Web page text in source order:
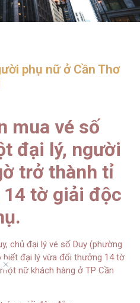
phụ nữ ở Cần Thơ
mua vé số
đại lý, người
trở thành tỉ
tờ giải độc
chủ đại lý vé số Duy (phường
biết đại lý vừa đổi thưởng 14 tờ
nữ khách hàng ở TP Cần
//